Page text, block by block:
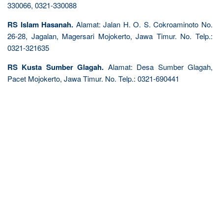
330066, 0321-330088
RS Islam Hasanah. Alamat: Jalan H. O. S. Cokroaminoto No.
26-28, Jagalan, Magersari Mojokerto, Jawa Timur. No. Telp.:
0321-321635
RS Kusta Sumber Glagah. Alamat: Desa Sumber Glagah,
Pacet Mojokerto, Jawa Timur. No. Telp.: 0321-690441